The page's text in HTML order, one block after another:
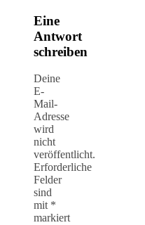
Eine
Antwort
schreiben
Deine
E-
Mail-
Adresse
wird
nicht
veröffentlicht.
Erforderliche
Felder
sind
mit *
markiert